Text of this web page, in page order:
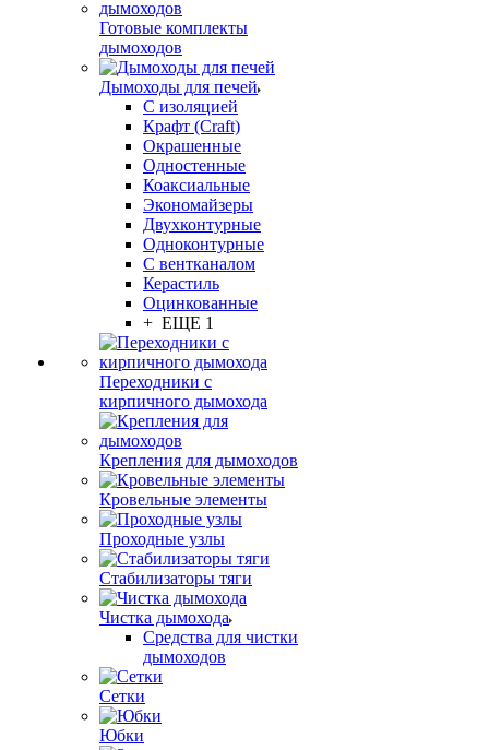
Готовые комплекты
дымоходов
Дымоходы для печей
С изоляцией
Крафт (Craft)
Окрашенные
Одностенные
Коаксиальные
Экономайзеры
Двухконтурные
Одноконтурные
С вентканалом
Керастиль
Оцинкованные
+ ЕЩЕ 1
Переходники с
кирпичного дымохода
Крепления для дымоходов
Кровельные элементы
Проходные узлы
Стабилизаторы тяги
Чистка дымохода
Средства для чистки
дымоходов
Сетки
Юбки